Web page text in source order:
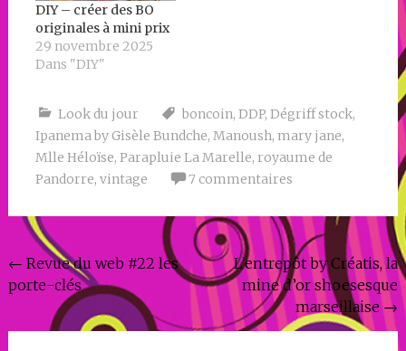
DIY – créer des BO
originales à mini prix
29 novembre 2025
Dans "DIY"
Look du jour boncoin, DDP, Dégriff stock,
Ipanema by Gisèle Bundche, Manoush, mary jane,
Mlle Héloïse, Parapluie La Marelle, royaume de
Pandorre, vintage 7 commentaires
Navigation
de
l'article
← Revue du web #22 les
porte-clés
L’entrepôt by Créatis, la
mine d’or shoesesque
marseillaise→